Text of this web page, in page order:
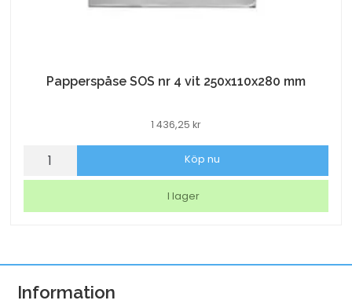
Papperspåse SOS nr 4 vit 250x110x280 mm
1 436,25 kr
Papperspåse
4
mm
mängd
Köp nu
I lager
Information